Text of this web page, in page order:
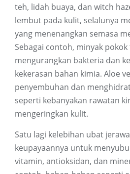
teh, lidah buaya, dan witch
lembut pada kulit, selalunya
yang menenangkan semasa
Sebagai contoh, minyak
mengurangkan bakteria dan
kekerasan bahan kimia. Aloe
penyembuhan dan
seperti kebanyakan rawatan
mengeringkan kulit.
Satu lagi kelebihan ubat
keupayaannya untuk
vitamin, antioksidan, dan